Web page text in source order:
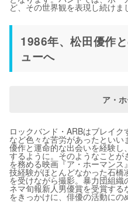
ど、その世界観を表現し続けま
1986年、松田優作
ューへ
ア・
ロックバンド・ARBはブレイ
など色々な苦労があったとい
優作と運命的な出会いを経験
するように。そのようなこと
を務める映画『ア・ホーマン
技経験がほとんどなかった石
を受けながら撮影。暴力団組
ネマ旬報新人男優賞を受賞す
をきっかけに、俳優の活動にの